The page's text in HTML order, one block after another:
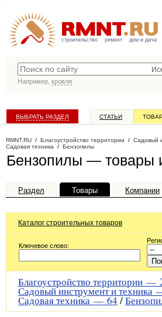
строительство ремонт дом и дача
Например, кровля
ВЫБРАТЬ РАЗДЕЛ СТАТЬИ
RMNT.RU / Благоустройство территории / Садовый
Садовая техника / Бензопилы
Бензопилы — товары
Раздел Товары Компании
Каталог строительных товаров
Ключевое слово:
Благоустройство территории —
Садовый инструмент и
Садовая техника —64/